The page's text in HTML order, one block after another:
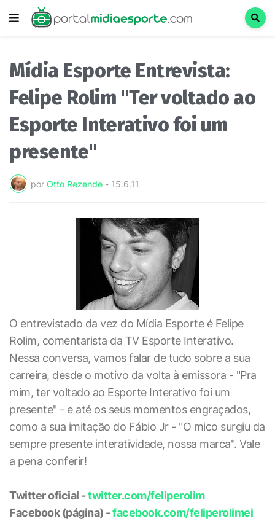
Mídia Esporte Entrevista:
Felipe Rolim "Ter voltado ao
Esporte Interativo foi um
presente"
por Otto Rezende - 15.6.11
O entrevistado da vez do Mídia Esporte é Felipe
Rolim, comentarista da TV Esporte Interativo.
Nessa conversa, vamos falar de tudo sobre a sua
carreira, desde o motivo da volta à emissora - "Pra
mim, ter voltado ao Esporte Interativo foi um
presente" - e até os seus momentos engraçados,
como a sua imitação do Fábio Jr - "O mico surgiu da
sempre presente interatividade, nossa marca". Vale
a pena conferir!
Twitter oficial -twitter.com/feliperolim
Facebook (página) -facebook.com/feliperolimei